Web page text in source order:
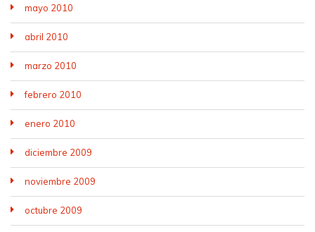
mayo 2010
abril 2010
marzo 2010
febrero 2010
enero 2010
diciembre 2009
noviembre 2009
octubre 2009